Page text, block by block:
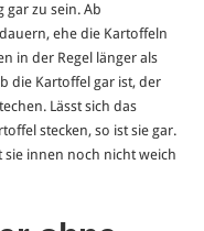
zu sein. Ab
ehe die Kartoffeln
in der Regel länger als
die Kartoffel gar ist, der
Lässt sich das
stecken, so ist sie gar.
innen noch nicht weich